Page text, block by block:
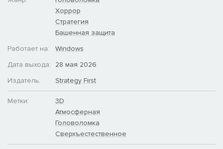
Хоррор
Стратегия
Башенная защита
Работает на:
Windows
Дата выхода:
28 мая 2026
Издатель:
Strategy First
Метки:
3D
Атмосферная
Головоломка
Сверхъестественное